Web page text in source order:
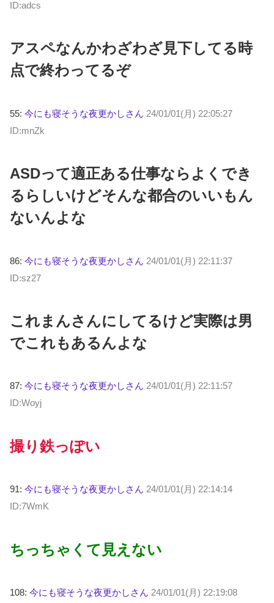
ID:adcs
アスペなんかわざわざ見下してる時
点で終わってるぞ
55: 今にも寝そうな夜更かしさん 24/01/01(月) 22:05:27
ID:mnZk
ASDって適正ある仕事ならよくでき
るらしいけどそんな都合のいいもん
ないんよな
86: 今にも寝そうな夜更かしさん 24/01/01(月) 22:11:37
ID:sz27
これまんさんにしてるけど実際は男
でこれもあるんよな
87: 今にも寝そうな夜更かしさん 24/01/01(月) 22:11:57
ID:Woyj
撮り鉄っぽい
91: 今にも寝そうな夜更かしさん 24/01/01(月) 22:14:14
ID:7WmK
ちっちゃくて見えない
108: 今にも寝そうな夜更かしさん 24/01/01(月) 22:19:08